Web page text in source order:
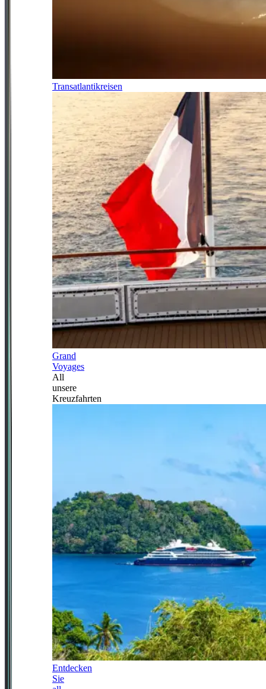
Transatlantikreisen
Grand
Voyages
All
unsere
Kreuzfahrten
Entdecken
Sie